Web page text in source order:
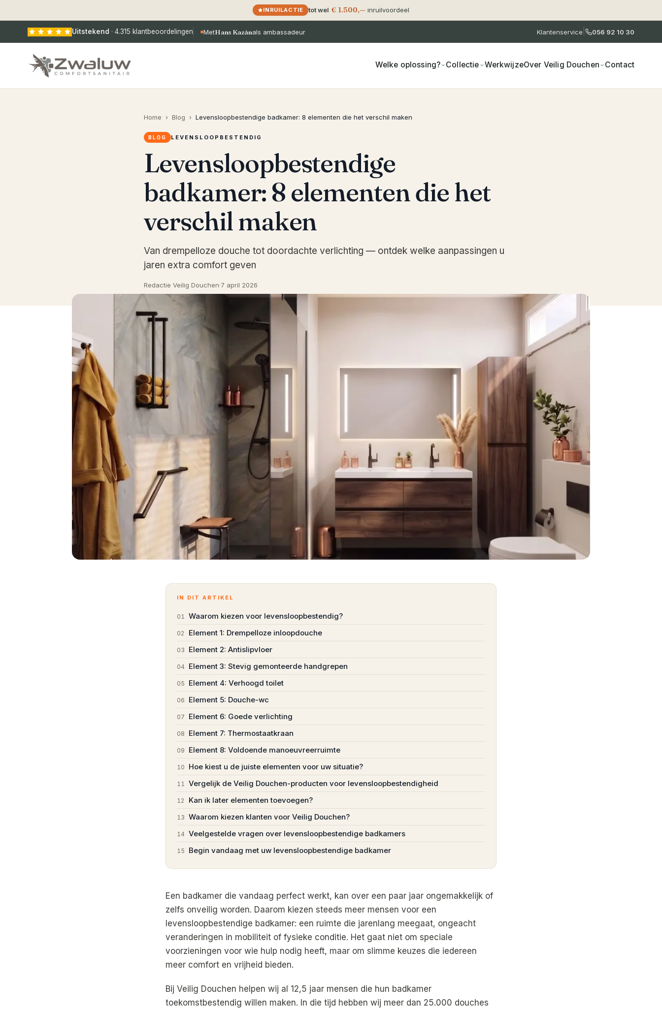
INRUILACTIE tot wel € 1.500,— inruilvoordeel
Uitstekend · 4.315 klantbeoordelingen MetHans Kazànals ambassadeur Klantenservice 056 92 10 30
Welke oplossing? Collectie WerkwijzeOver Veilig Douchen Contact
Home › Blog › Levensloopbestendige badkamer: 8 elementen die het verschil maken
BLOG LEVENSLOOPBESTENDIG
Levensloopbestendige
badkamer: 8 elementen die het
verschil maken
Van drempelloze douche tot doordachte verlichting — ontdek welke aanpassingen u
jaren extra comfort geven
Redactie Veilig Douchen·7 april 2026
IN DIT ARTIKEL
01 Waarom kiezen voor levensloopbestendig?
02 Element 1: Drempelloze inloopdouche
03 Element 2: Antislipvloer
04 Element 3: Stevig gemonteerde handgrepen
05 Element 4: Verhoogd toilet
06 Element 5: Douche-wc
07 Element 6: Goede verlichting
08 Element 7: Thermostaatkraan
09 Element 8: Voldoende manoeuvreerruimte
10 Hoe kiest u de juiste elementen voor uw situatie?
11 Vergelijk de Veilig Douchen-producten voor levensloopbestendigheid
12 Kan ik later elementen toevoegen?
13 Waarom kiezen klanten voor Veilig Douchen?
14 Veelgestelde vragen over levensloopbestendige badkamers
15 Begin vandaag met uw levensloopbestendige badkamer
Een badkamer die vandaag perfect werkt, kan over een paar jaar ongemakkelijk of
zelfs onveilig worden. Daarom kiezen steeds meer mensen voor een
levensloopbestendige badkamer: een ruimte die jarenlang meegaat, ongeacht
veranderingen in mobiliteit of fysieke conditie. Het gaat niet om speciale
voorzieningen voor wie hulp nodig heeft, maar om slimme keuzes die iedereen
meer comfort en vrijheid bieden.
Bij Veilig Douchen helpen wij al 12,5 jaar mensen die hun badkamer
toekomstbestendig willen maken. In die tijd hebben wij meer dan 25.000 douches